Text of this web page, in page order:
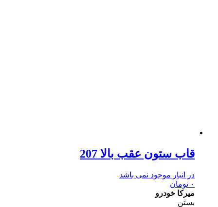
قاب ستون عقب بالا 207
در انبار موجود نمی باشد
۰ تومان
میرکا خودرو
بستن